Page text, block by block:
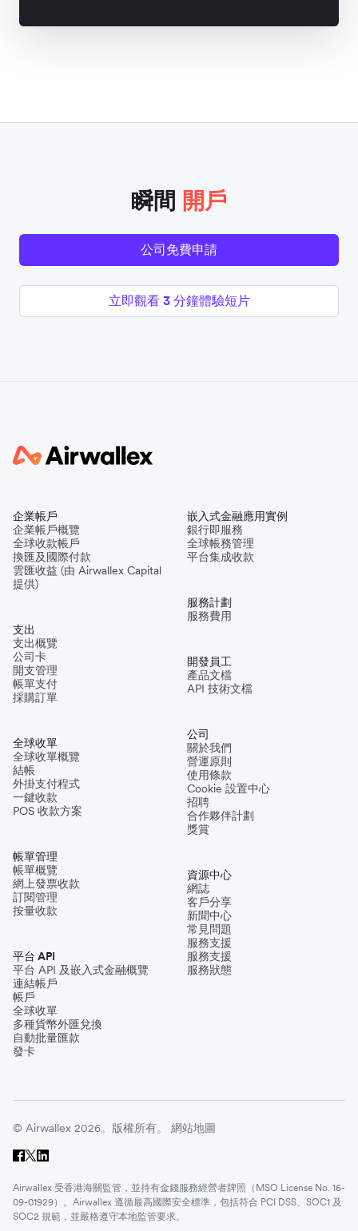
瞬間 開戶
公司免費申請
立即觀看 3 分鐘體驗短片
企業帳戶
企業帳戶概覽
全球收款帳戶
換匯及國際付款
雲匯收益 (由 Airwallex Capital
提供)
支出
支出概覽
公司卡
開支管理
帳單支付
採購訂單
全球收單
全球收單概覽
結帳
外掛支付程式
一鍵收款
POS 收款方案
帳單管理
帳單概覽
網上發票收款
訂閱管理
按量收款
平台 API
平台 API 及嵌入式金融概覽
連結帳戶
帳戶
全球收單
多種貨幣外匯兌換
自動批量匯款
發卡
嵌入式金融應用實例
銀行即服務
全球帳務管理
平台集成收款
服務計劃
服務費用
開發員工
產品文檔
API 技術文檔
公司
關於我們
營運原則
使用條款
Cookie 設置中心
招聘
合作夥伴計劃
獎賞
資源中心
網誌
客戶分享
新聞中心
常見問題
服務支援
服務支援
服務狀態
© Airwallex 2026。版權所有。 網站地圖
Airwallex 受香港海關監管，並持有金錢服務經營者牌照（MSO License No. 16-
09-01929）。Airwallex 遵循最高國際安全標準，包括符合 PCI DSS、SOC1 及
SOC2 規範，並嚴格遵守本地監管要求。